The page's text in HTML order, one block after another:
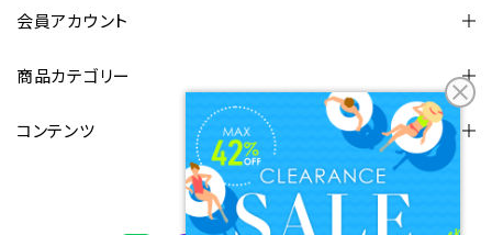
会員アカウント
商品カテゴリー
コンテンツ
FOLLOW US